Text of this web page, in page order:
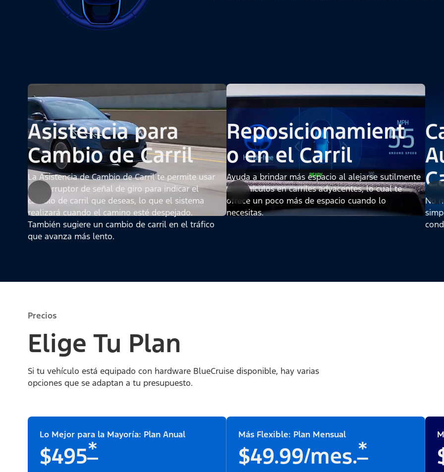
Asistencia para
Cambio de Carril
La Asistencia de Cambio de Carril te permite usar
el interruptor de señal de giro para indicar el
cambio de carril que deseas, lo que el sistema
realizará cuando el camino esté despejado.
También sugiere un cambio de carril en el tráfico
que avanza más lento.
Reposicionamient
o en el Carril
Ayuda a brindar más espacio al alejarse sutilmente
de vehículos en carriles adyacentes, lo cual te
ofrece un poco más de espacio cuando lo
necesitas.
No
Precios
Elige Tu Plan
Si tu vehículo está equipado con hardware BlueCruise disponible, hay varias
opciones que se adaptan a tu presupuesto.
Lo Mejor para la Mayoría: Plan Anual
$495*
Más Flexible: Plan Mensual
$49.99/mes.*